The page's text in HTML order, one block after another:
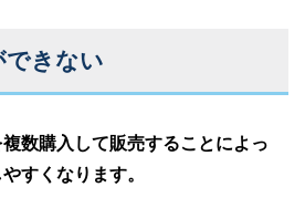
できない
数購入して販売することによっ
すくなります。